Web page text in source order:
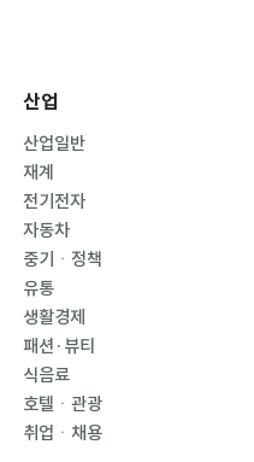
산업
산업일반
재계
전기전자
자동차
중기ㆍ정책
유통
생활경제
패션·뷰티
식음료
호텔ㆍ관광
취업ㆍ채용